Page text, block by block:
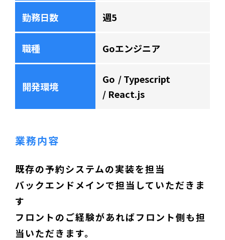
勤務日数 週5
職種 Goエンジニア
開発環境
Go
Typescript
React.js
業務内容
既存の予約システムの実装を担当
バックエンドメインで担当していただきま
す
フロントのご経験があればフロント側も担
当いただきます。